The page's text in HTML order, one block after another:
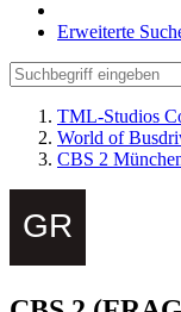
Erweiterte
TML-Studios
World of
CBS 2